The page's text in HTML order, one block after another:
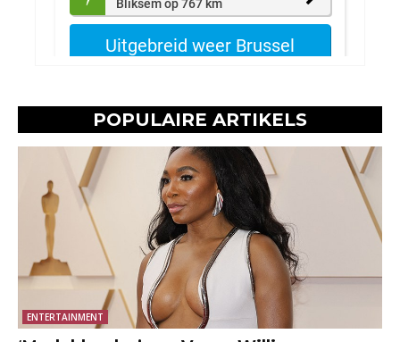
POPULAIRE ARTIKELS
ENTERTAINMENT